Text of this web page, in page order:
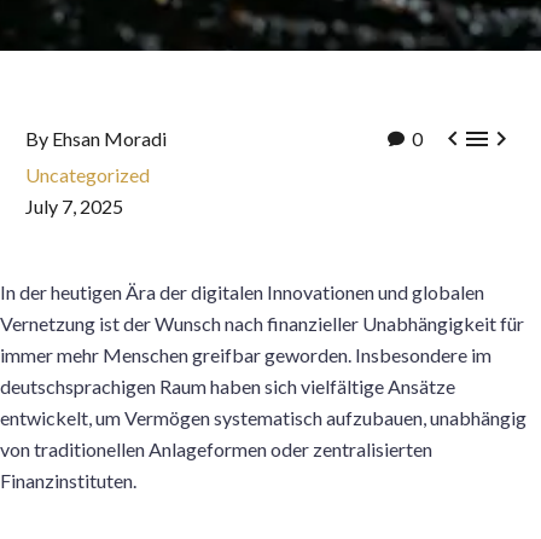
0 
By Ehsan Moradi
Uncategorized
July 7, 2025
In der heutigen Ära der digitalen Innovationen und globalen
Vernetzung ist der Wunsch nach finanzieller Unabhängigkeit für
immer mehr Menschen greifbar geworden. Insbesondere im
deutschsprachigen Raum haben sich vielfältige Ansätze
entwickelt, um Vermögen systematisch aufzubauen, unabhängig
von traditionellen Anlageformen oder zentralisierten
Finanzinstituten.